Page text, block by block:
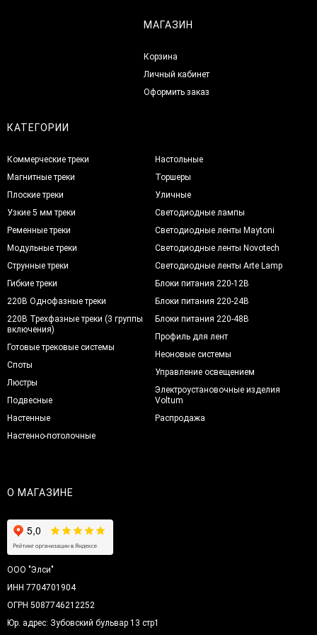
МАГАЗИН
Корзина
Личный кабинет
Оформить заказ
КАТЕГОРИИ
Коммерческие треки
Магнитные треки
Плоские треки
Узкие 5 мм треки
Ременные треки
Модульные треки
Струнные треки
Гибкие треки
220В Однофазные треки
220В Трехфазные треки (3 группы
включения)
Готовые трековые системы
Споты
Люстры
Подвесные
Настенные
Настенно-потолочные
Настольные
Торшеры
Уличные
Светодиодные лампы
Светодиодные ленты Maytoni
Светодиодные ленты Novotech
Светодиодные ленты Arte Lamp
Блоки питания 220-12В
Блоки питания 220-24В
Блоки питания 220-48В
Профиль для лент
Неоновые системы
Управление освещением
Электроустановочные изделия
Voltum
Распродажа
О МАГАЗИНЕ
ООО "Элси"
ИНН 7704701904
ОГРН 5087746212252
Юр. адрес: Зубовский бульвар 13 стр1